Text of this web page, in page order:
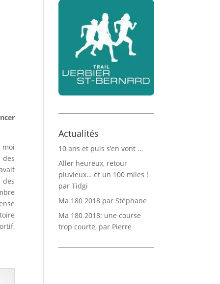
moi
des
Actualités
10 ans et puis s’en vont …
Aller heureux, retour
pluvieux… et un 100 miles !
par Tidgi
Ma 180 2018 par Stéphane
Ma 180 2018: une course
trop courte, par Pierre